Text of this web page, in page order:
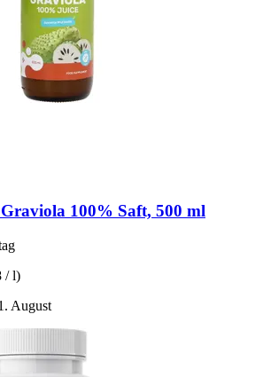
Graviola 100% Saft, 500 ml
/ l)
August